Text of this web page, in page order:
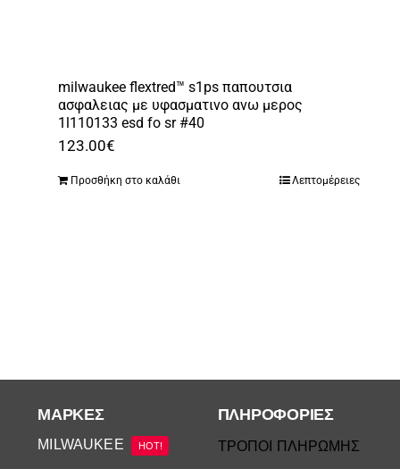
milwaukee flextred™ s1ps παπουτσια
ασφαλειας με υφασματινο ανω μερος
1l110133 esd fo sr #40
123.00€
Προσθήκη στο καλάθι Λεπτομέρειες
ΜΆΡΚΕΣ
MILWAUKEE HOT!
ΠΛΗΡΟΦΟΡΙΕΣ
ΤΡΟΠΟΙ ΠΛΗΡΩΜΗΣ